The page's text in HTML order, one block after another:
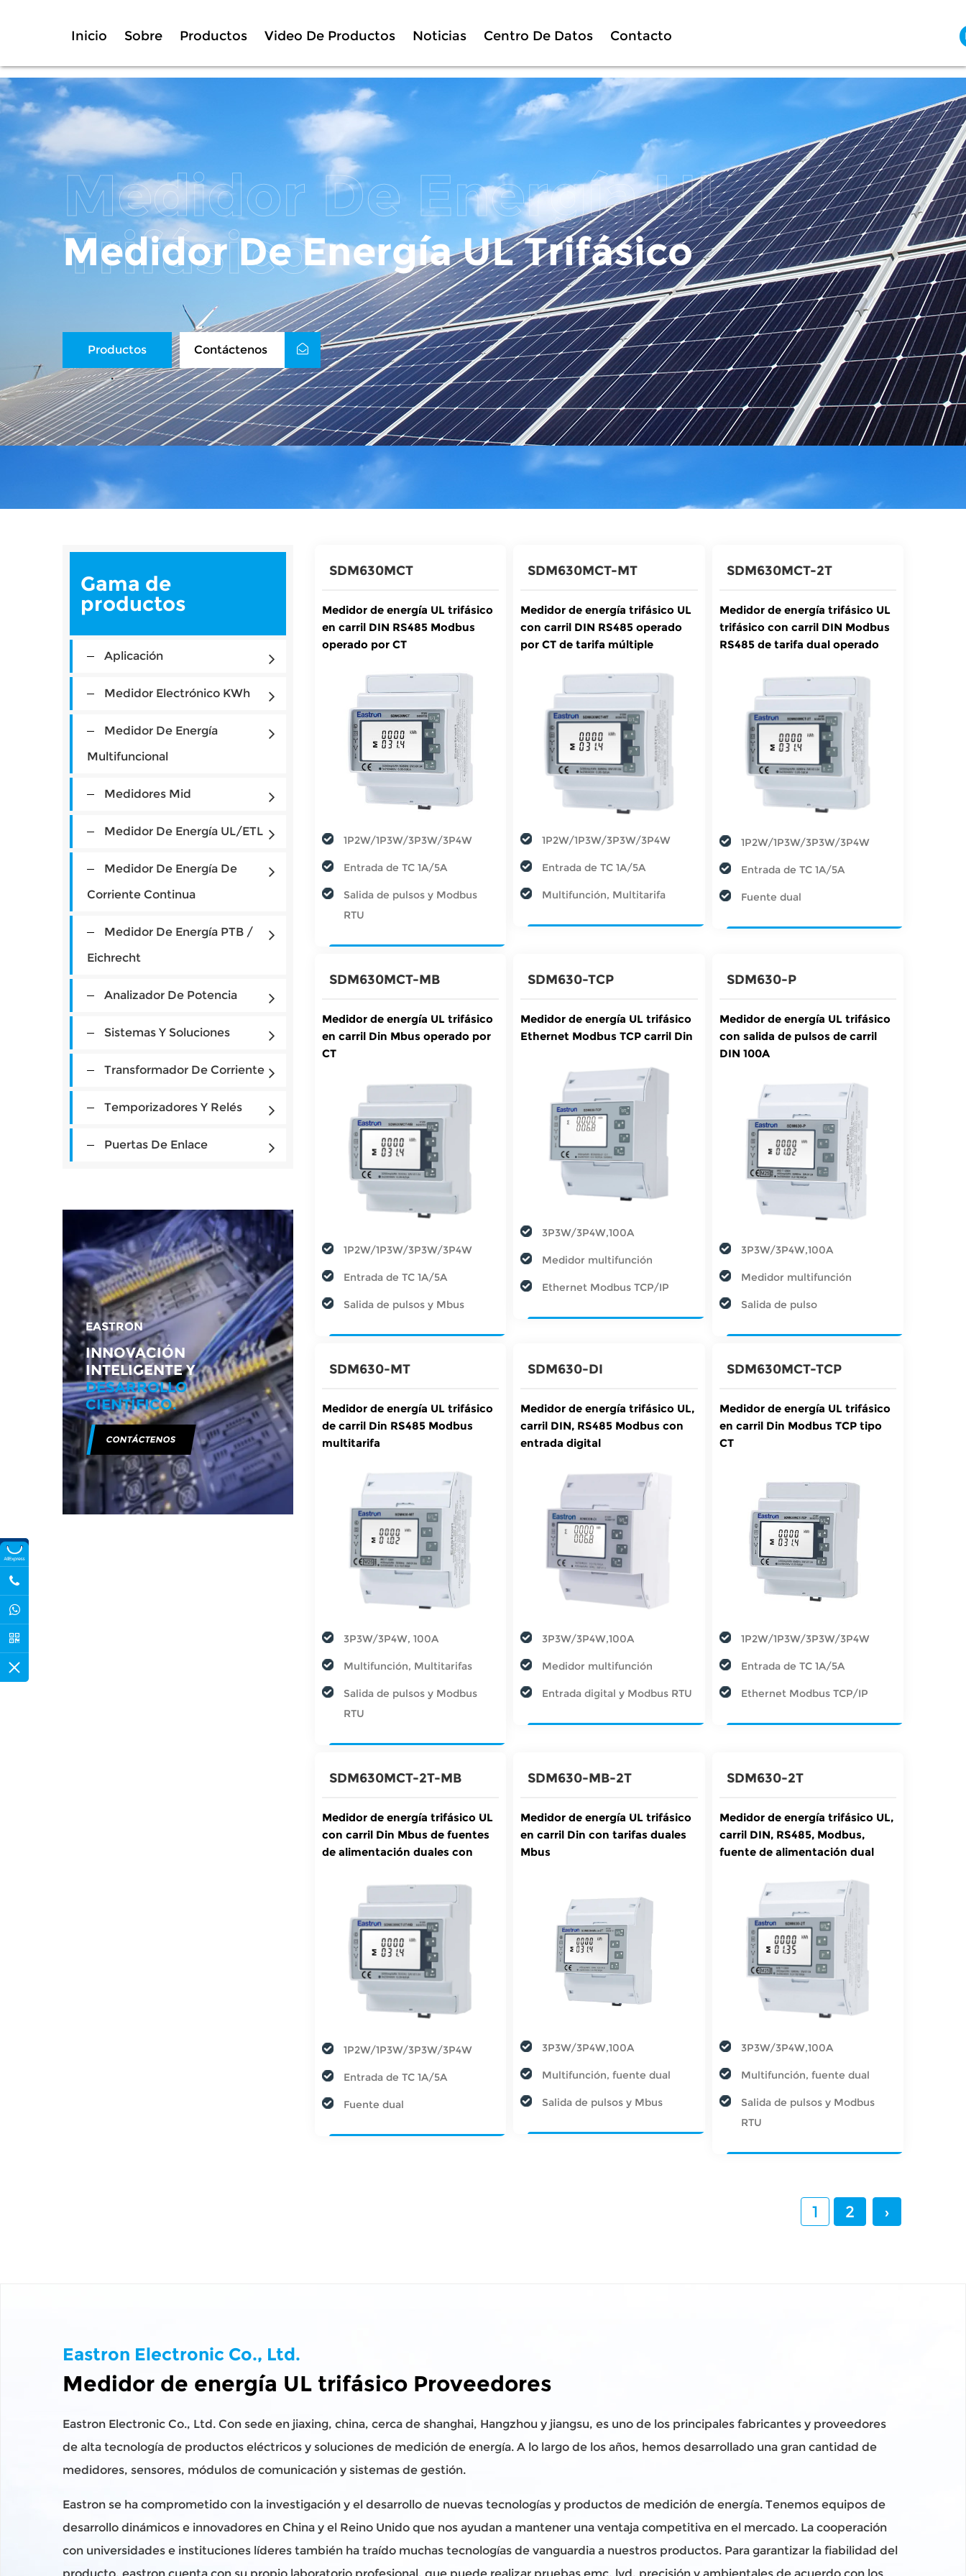
Inicio Sobre Productos Video De Productos Noticias Centro De Datos Contacto
Medidor De Energía UL Trifásico
Productos Contáctenos
Gama de
productos
Aplicación
Medidor Electrónico KWh
Medidor De Energía
Multifuncional
Medidores Mid
Medidor De Energía UL/ETL
Medidor De Energía De
Corriente Continua
Medidor De Energía PTB /
Eichrecht
Analizador De Potencia
Sistemas Y Soluciones
Transformador De Corriente
Temporizadores Y Relés
Puertas De Enlace
EASTRON
INNOVACIÓN
INTELIGENTE Y
DESARROLLO
CIENTÍFICO.
CONTÁCTENOS
SDM630MCT
Medidor de energía UL trifásico
en carril DIN RS485 Modbus
operado por CT
1P2W/1P3W/3P3W/3P4W
Entrada de TC 1A/5A
Salida de pulsos y Modbus
RTU
SDM630MCT-MT
Medidor de energía trifásico UL
con carril DIN RS485 operado
por CT de tarifa múltiple
1P2W/1P3W/3P3W/3P4W
Entrada de TC 1A/5A
Multifunción, Multitarifa
SDM630MCT-2T
Medidor de energía trifásico UL
trifásico con carril DIN Modbus
RS485 de tarifa dual operado
1P2W/1P3W/3P3W/3P4W
Entrada de TC 1A/5A
Fuente dual
SDM630MCT-MB
Medidor de energía UL trifásico
en carril Din Mbus operado por
CT
1P2W/1P3W/3P3W/3P4W
Entrada de TC 1A/5A
Salida de pulsos y Mbus
SDM630-TCP
Medidor de energía UL trifásico
Ethernet Modbus TCP carril Din
3P3W/3P4W,100A
Medidor multifunción
Ethernet Modbus TCP/IP
SDM630-P
Medidor de energía UL trifásico
con salida de pulsos de carril
DIN 100A
3P3W/3P4W,100A
Medidor multifunción
Salida de pulso
SDM630-MT
Medidor de energía UL trifásico
de carril Din RS485 Modbus
multitarifa
3P3W/3P4W, 100A
Multifunción, Multitarifas
Salida de pulsos y Modbus
RTU
SDM630-DI
Medidor de energía trifásico UL,
carril DIN, RS485 Modbus con
entrada digital
3P3W/3P4W,100A
Medidor multifunción
Entrada digital y Modbus RTU
SDM630MCT-TCP
Medidor de energía UL trifásico
en carril Din Modbus TCP tipo
CT
1P2W/1P3W/3P3W/3P4W
Entrada de TC 1A/5A
Ethernet Modbus TCP/IP
SDM630MCT-2T-MB
Medidor de energía trifásico UL
con carril Din Mbus de fuentes
de alimentación duales con
1P2W/1P3W/3P3W/3P4W
Entrada de TC 1A/5A
Fuente dual
SDM630-MB-2T
Medidor de energía UL trifásico
en carril Din con tarifas duales
Mbus
3P3W/3P4W,100A
Multifunción, fuente dual
Salida de pulsos y Mbus
SDM630-2T
Medidor de energía trifásico UL,
carril DIN, RS485, Modbus,
fuente de alimentación dual
3P3W/3P4W,100A
Multifunción, fuente dual
Salida de pulsos y Modbus
RTU
1 2 ›
Eastron Electronic Co., Ltd.
Medidor de energía UL trifásico Proveedores
Eastron Electronic Co., Ltd. Con sede en jiaxing, china, cerca de shanghai, Hangzhou y jiangsu, es uno de los principales fabricantes y proveedores
de alta tecnología de productos eléctricos y soluciones de medición de energía. A lo largo de los años, hemos desarrollado una gran cantidad de
medidores, sensores, módulos de comunicación y sistemas de gestión.
Eastron se ha comprometido con la investigación y el desarrollo de nuevas tecnologías y productos de medición de energía. Tenemos equipos de
desarrollo dinámicos e innovadores en China y el Reino Unido que nos ayudan a mantener una ventaja competitiva en el mercado. La cooperación
con universidades e instituciones líderes también ha traído muchas tecnologías de vanguardia a nuestros productos. Para garantizar la fiabilidad del